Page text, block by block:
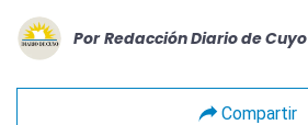
Por Redacción Diario de Cuyo
Compartir